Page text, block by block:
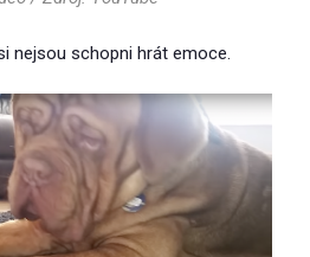
nejsou schopni hrát emoce.